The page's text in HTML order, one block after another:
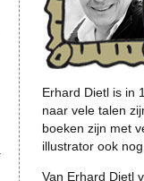
Erhard Dietl is in
naar vele talen
boeken zijn met
illustrator ook
Van Erhard Dietl